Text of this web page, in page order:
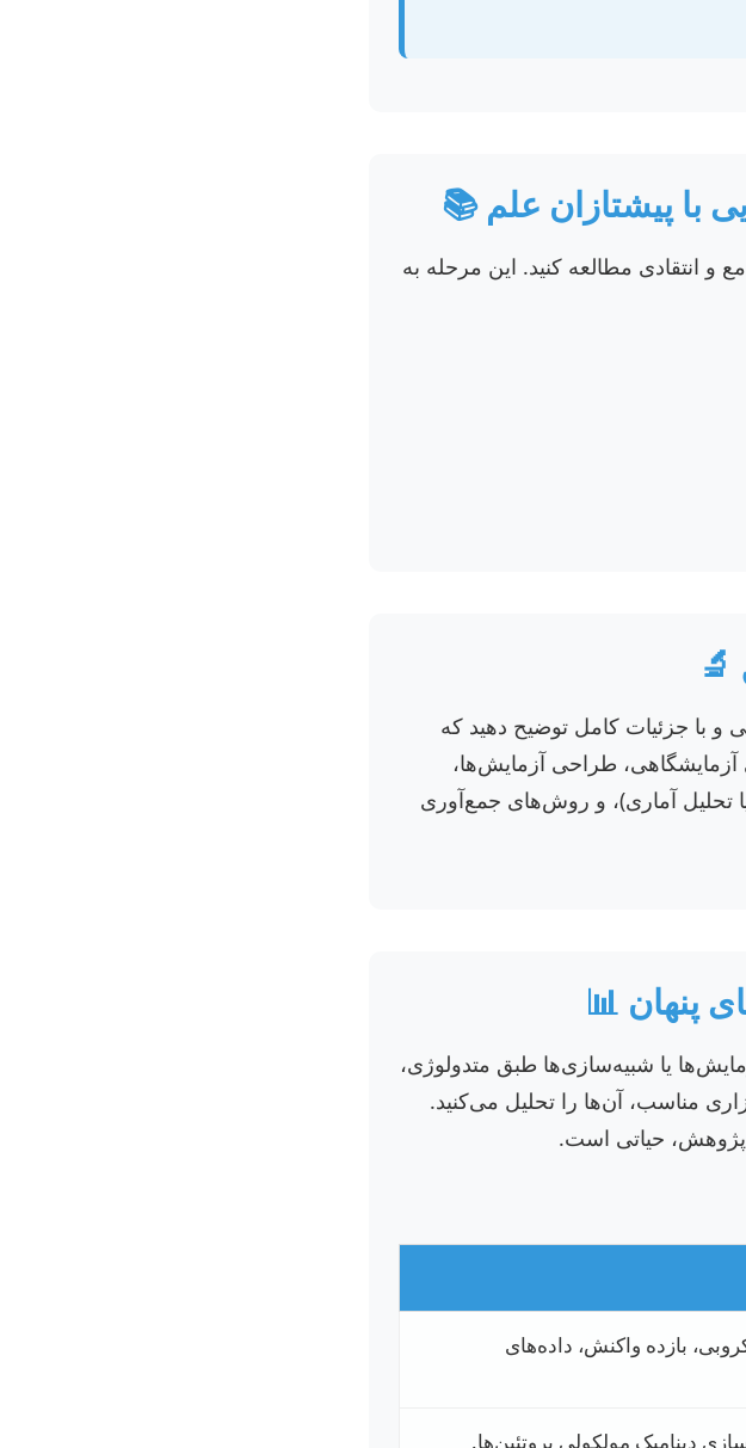
انتقادی مطالعه کنید. این مرحله به
و با جزئیات کامل توضیح دهید که
طراحی آزمایش‌ها،
یا تحلیل آماری)، و روش‌های جمع‌آوری
یا شبیه‌سازی‌ها طبق متدولوژی،
مناسب، آن‌ها را تحلیل می‌کنید.
پژوهش، حیاتی است.
بازده واکنش، داده‌های
دینامیک مولکولی پروتئین‌ها.